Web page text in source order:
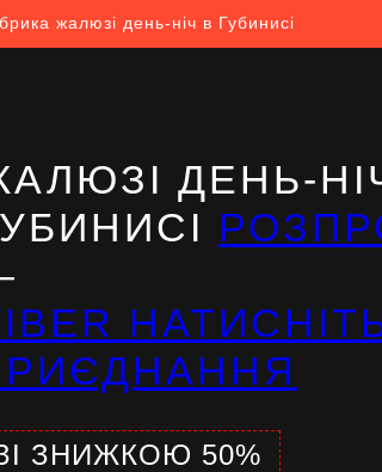
жалюзі день-ніч в Губинисі
ДЕНЬ-
ЗНИЖКОЮ 50%